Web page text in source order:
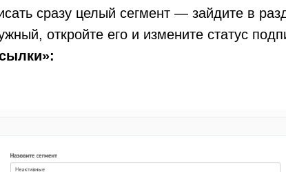
сразу целый сегмент — зайдите в
откройте его и измените статус